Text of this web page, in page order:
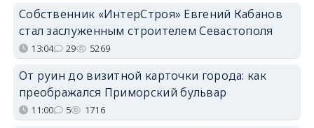
Собственник «ИнтерСтроя» Евгений Кабанов
стал заслуженным строителем Севастополя
13:04 29 5269
От руин до визитной карточки города: как
преображался Приморский бульвар
11:00 5 1716